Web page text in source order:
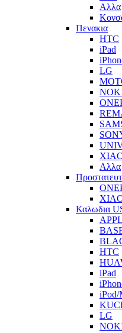
Αλλα
Πενακια
HTC
iPad
LG
Αλλα
Καλωδια
HTC
iPad
iPod/
LG